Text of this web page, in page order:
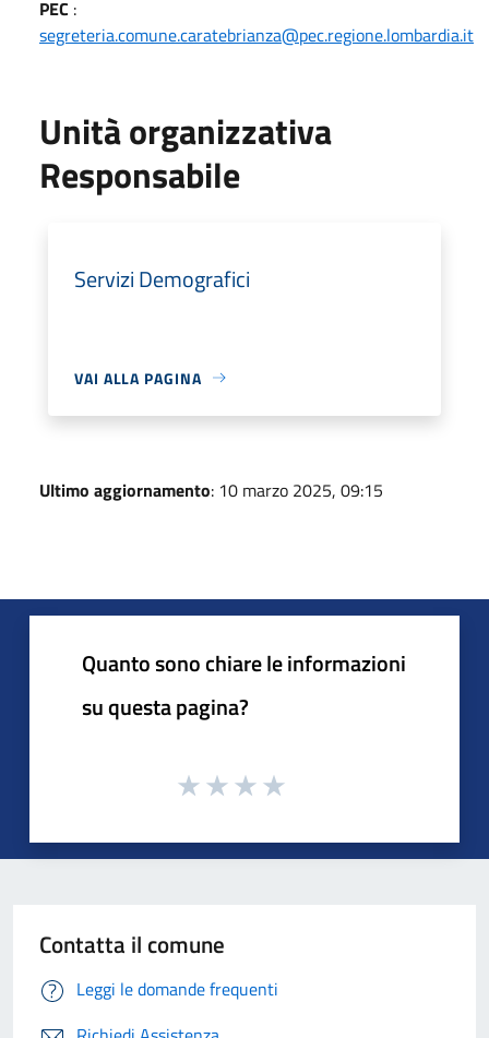
PEC :
segreteria.comune.caratebrianza@pec.regione.lombardia.it
Unità organizzativa
Responsabile
Servizi Demografici
VAI ALLA PAGINA
Ultimo aggiornamento: 10 marzo 2025, 09:15
Quanto sono chiare le informazioni
su questa pagina?
Contatta il comune
Leggi le domande frequenti